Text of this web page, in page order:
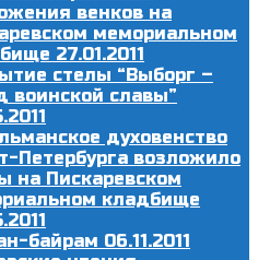
венков на
мемориальном
27.01.2011
стелы “Выборг –
воинской славы”
духовенство
Петербурга возложило
на Пискаревском
кладбище
байрам 06.11.2011